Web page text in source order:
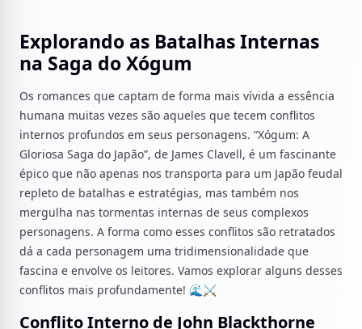
Explorando as Batalhas Internas
na Saga do Xógum
Os romances que captam de forma mais vívida a essência
humana muitas vezes são aqueles que tecem conflitos
internos profundos em seus personagens. “Xógum: A
Gloriosa Saga do Japão”, de James Clavell, é um fascinante
épico que não apenas nos transporta para um Japão feudal
repleto de batalhas e estratégias, mas também nos
mergulha nas tormentas internas de seus complexos
personagens. A forma como esses conflitos são retratados
dá a cada personagem uma tridimensionalidade que
fascina e envolve os leitores. Vamos explorar alguns desses
conflitos mais profundamente! 🌊⚔️
Conflito Interno de John Blackthorne